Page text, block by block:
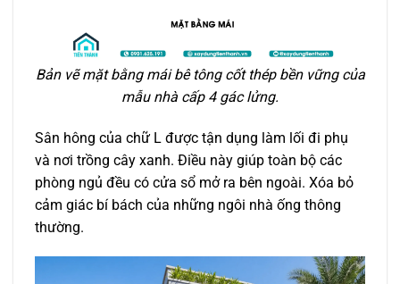
Bản vẽ mặt bằng mái bê tông cốt thép bền vững của
mẫu nhà cấp 4 gác lửng.
Sân hông của chữ L được tận dụng làm lối đi phụ
và nơi trồng cây xanh. Điều này giúp toàn bộ các
phòng ngủ đều có cửa sổ mở ra bên ngoài. Xóa bỏ
cảm giác bí bách của những ngôi nhà ống thông
thường.